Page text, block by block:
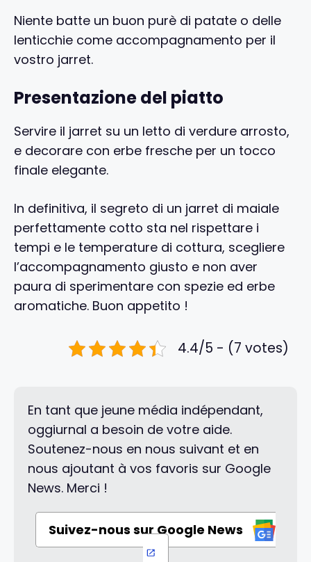
Niente batte un buon purè di patate o delle
lenticchie come accompagnamento per il
vostro jarret.
Presentazione del piatto
Servire il jarret su un letto di verdure arrosto,
e decorare con erbe fresche per un tocco
finale elegante.
In definitiva, il segreto di un jarret di maiale
perfettamente cotto sta nel rispettare i
tempi e le temperature di cottura, scegliere
l’accompagnamento giusto e non aver
paura di sperimentare con spezie ed erbe
aromatiche. Buon appetito !
4.4/5 - (7 votes)
En tant que jeune média indépendant,
oggiurnal a besoin de votre aide.
Soutenez-nous en nous suivant et en
nous ajoutant à vos favoris sur Google
News. Merci !
Suivez-nous sur Google News